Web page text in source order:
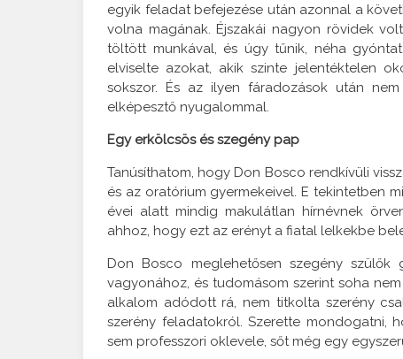
egyik feladat befejezése után azonnal a
volna magának. Éjszakái nagyon rövidek
töltött munkával, és úgy tűnik, néha
elviselte azokat, akik szinte jelentéktelen
sokszor. És az ilyen fáradozások után
elképesztő nyugalommal.
Egy erkölcsös és szegény pap
Tanúsíthatom, hogy Don Bosco rendkívüli
és az oratórium gyermekeivel. E tekintetben
évei alatt mindig makulátlan hírnévnek
ahhoz, hogy ezt az erényt a fiatal lelkekbe
Don Bosco meglehetősen szegény szülők
vagyonához, és tudomásom szerint soha
alkalom adódott rá, nem titkolta szerény
szerény feladatokról. Szerette mondogatni,
sem professzori oklevele, sőt még egy